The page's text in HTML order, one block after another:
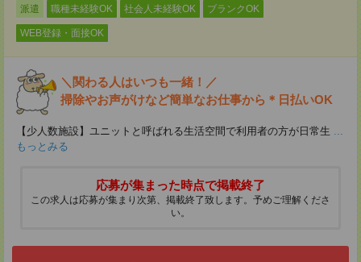
派遣
職種未経験OK 社会人未経験OK ブランクOK
WEB登録・面接OK
＼関わる人はいつも一緒！／
掃除やお声がけなど簡単なお仕事から＊日払いOK
【少人数施設】ユニットと呼ばれる生活空間で利用者の方が日常生 ...
もっとみる
応募が集まった時点で掲載終了
この求人は応募が集まり次第、掲載終了致します。予めご理解くださ
い。